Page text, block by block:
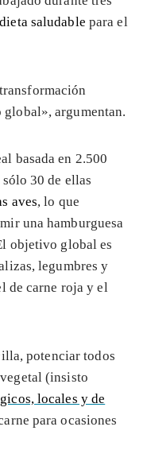
dieta saludable para el
argumentan.
basada en 2.500
30 de ellas
aves, lo que
una hamburguesa
objetivo global es
legumbres y
de carne roja y el
potenciar todos
(insisto
locales y de
para ocasiones